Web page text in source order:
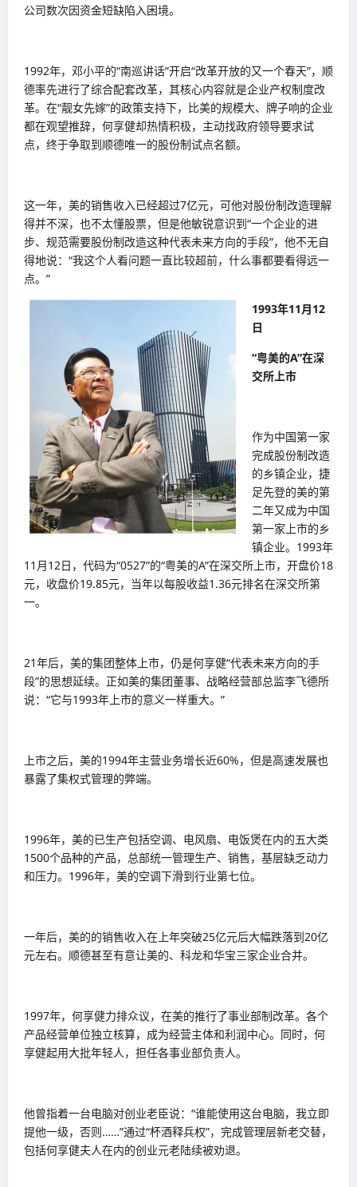
公司数次因资金短缺陷入困境。
1992年，邓小平的“南巡讲话”开启“改革开放的又一个春天”，顺
德率先进行了综合配套改革，其核心内容就是企业产权制度改
革。在“靓女先嫁”的政策支持下，比美的规模大、牌子响的企业
都在观望推辞，何享健却热情积极，主动找政府领导要求试
点，终于争取到顺德唯一的股份制试点名额。
这一年，美的销售收入已经超过7亿元，可他对股份制改造理解
得并不深，也不太懂股票，但是他敏锐意识到“一个企业的进
步、规范需要股份制改造这种代表未来方向的手段”，他不无自
得地说：“我这个人看问题一直比较超前，什么事都要看得远一
点。”
1993年11月12
日
“粤美的A”在深
交所上市
作为中国第一家
完成股份制改造
的乡镇企业，捷
足先登的美的第
二年又成为中国
第一家上市的乡
镇企业。1993年
11月12日，代码为“0527”的“粤美的A”在深交所上市，开盘价18
元，收盘价19.85元，当年以每股收益1.36元排名在深交所第
一。
21年后，美的集团整体上市，仍是何享健“代表未来方向的手
段”的思想延续。正如美的集团董事、战略经营部总监李飞德所
说：“它与1993年上市的意义一样重大。”
上市之后，美的1994年主营业务增长近60%，但是高速发展也
暴露了集权式管理的弊端。
1996年，美的已生产包括空调、电风扇、电饭煲在内的五大类
1500个品种的产品，总部统一管理生产、销售，基层缺乏动力
和压力。1996年，美的空调下滑到行业第七位。
一年后，美的的销售收入在上年突破25亿元后大幅跌落到20亿
元左右。顺德甚至有意让美的、科龙和华宝三家企业合并。
1997年，何享健力排众议，在美的推行了事业部制改革。各个
产品经营单位独立核算，成为经营主体和利润中心。同时，何
享健起用大批年轻人，担任各事业部负责人。
他曾指着一台电脑对创业老臣说：“谁能使用这台电脑，我立即
提他一级，否则……”通过“杯酒释兵权”，完成管理层新老交替，
包括何享健夫人在内的创业元老陆续被劝退。